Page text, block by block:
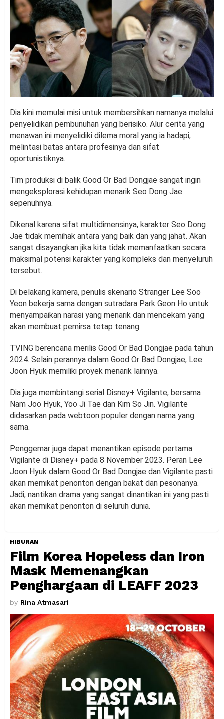
Dia kini memulai misi untuk membersihkan namanya melalui
penyelidikan pembunuhan yang berisiko. Alur cerita yang
menawan ini menyelidiki dilema moral yang ia hadapi,
melintasi batas antara profesinya dan sifat
oportunistiknya.
Tim produksi di balik Good Or Bad Dongjae sangat ingin
mengeksplorasi kehidupan menarik Seo Dong Jae
sepenuhnya.
Dikenal karena sifat multidimensinya, karakter Seo Dong
Jae tidak memihak antara yang baik dan yang jahat. Akan
sangat disayangkan jika kita tidak memanfaatkan secara
maksimal potensi karakter yang kompleks dan menyeluruh
tersebut.
Di belakang kamera, penulis skenario Stranger Lee Soo
Yeon bekerja sama dengan sutradara Park Geon Ho untuk
menyampaikan narasi yang menarik dan mencekam yang
akan membuat pemirsa tetap tenang.
TVING berencana merilis Good Or Bad Dongjae pada tahun
2024. Selain perannya dalam Good Or Bad Dongjae, Lee
Joon Hyuk memiliki proyek menarik lainnya.
Dia juga membintangi serial Disney+ Vigilante, bersama
Nam Joo Hyuk, Yoo Ji Tae dan Kim So Jin. Vigilante
didasarkan pada webtoon populer dengan nama yang
sama.
Penggemar juga dapat menantikan episode pertama
Vigilante di Disney+ pada 8 November 2023. Peran Lee
Joon Hyuk dalam Good Or Bad Dongjae dan Vigilante pasti
akan memikat penonton dengan bakat dan pesonanya.
Jadi, nantikan drama yang sangat dinantikan ini yang pasti
akan memikat penonton di seluruh dunia.
HIBURAN
Film Korea Hopeless dan Iron
Mask Memenangkan
Penghargaan di LEAFF 2023
by Rina Atmasari